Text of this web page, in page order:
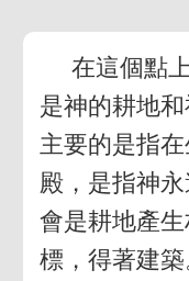
在這個點
是神的耕地和
主要的是指
殿，是指神
會是耕地產
標，得著建